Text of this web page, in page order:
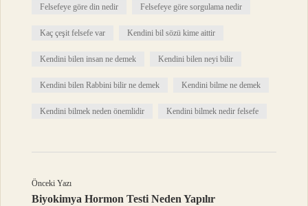
Felsefeye göre din nedir Felsefeye göre sorgulama nedir
Kaç çeşit felsefe var Kendini bil sözü kime aittir
Kendini bilen insan ne demek Kendini bilen neyi bilir
Kendini bilen Rabbini bilir ne demek Kendini bilme ne demek
Kendini bilmek neden önemlidir Kendini bilmek nedir felsefe
Önceki Yazı
Biyokimya Hormon Testi Neden Yapılır